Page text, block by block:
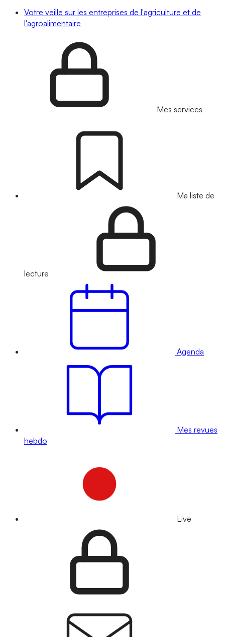
Votre veille sur les entreprises de l'agriculture et de
l'agroalimentaire
Mes services
Ma liste de
lecture
Agenda
Mes revues
hebdo
Live